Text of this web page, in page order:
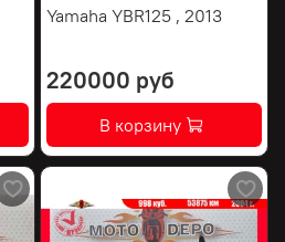
Yamaha YBR125 , 2013
220000 руб
В корзину